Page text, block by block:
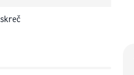
skreč